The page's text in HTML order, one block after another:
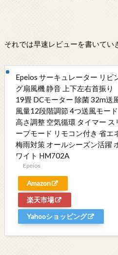
それでは早速レビューを書いてい
Epeios サーキュレーター リビ
グ扇風機 静音 上下左右首振り
19畳 DCモーター 除菌 32m送
風量12段階調節 4つ送風モード
高さ調整 空気循環 タイマー ス
ープモード リモコン付き 省エ
梅雨対策 オールシーズン活躍
ワイト HM702A
Epeios
Amazon
楽天市場
Yahooショッピング